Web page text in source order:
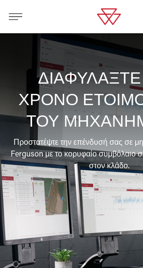
ΧΡΟΝΟ
ΤΟΥ
Προστατέψτε την επένδυσή σας σε
Ferguson με το κορυφαίο συμβόλαιο
στον κλάδο.